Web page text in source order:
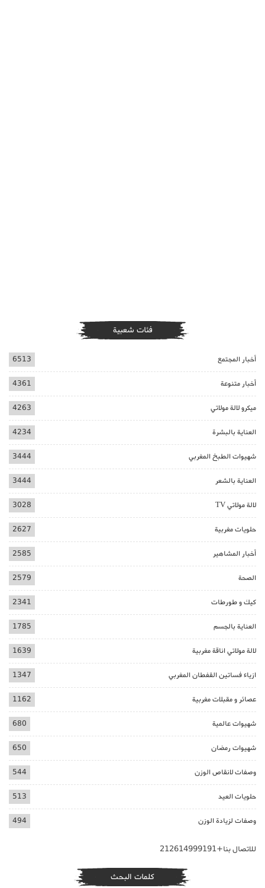
فئات شعبية
أخبار المجتمع 6513
أخبار متنوعة 4361
ميكرو لالة مولاتي 4263
العناية بالبشرة 4234
شهيوات الطبخ المغربي 3444
العناية بالشعر 3444
لالة مولاتي TV 3028
حلويات مغربية 2627
أخبار المشاهير 2585
الصحة 2579
كيك و طورطات 2341
العناية بالجسم 1785
لالة مولاتي اناقة مغربية 1639
ازياء فساتين القفطان المغربي 1347
عصائر و مقبلات مغربية 1162
شهيوات عالمية 680
شهيوات رمضان 650
وصفات لانقاص الوزن 544
حلويات العيد 513
وصفات لزيادة الوزن 494
للاتصال بنا+212614999191
كلمات البحث